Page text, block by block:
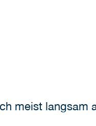
meist langsam